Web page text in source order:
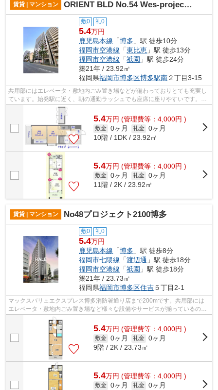
賃貸 | マンション ORIENT BLD No.54 Wes-project 博多駅南
敷0 礼0
5.4万円
鹿児島本線 「博多 」駅 徒歩10分
福岡市空港線 「東比恵 」駅 徒歩13分
福岡市空港線 「祇園 」駅 徒歩24分
築21年 / 23.92㎡
福岡県福岡市博多区博多駅南２丁目3-15
共用部にはエレベータ・敷地内ごみ置き場などが備わっておりとても充実し
ています。始発駅に近く、朝の通勤ラッシュでも座席に座りやすいです。バ
ス停から徒歩3分圏内なので、雨の日の...
5.4万円 (管理費等：4,000円 )
敷金 0ヶ月 礼金 0ヶ月
10階 / 1DK / 23.92㎡
5.4万円 (管理費等：4,000円 )
敷金 0ヶ月 礼金 0ヶ月
11階 / 2K / 23.92㎡
賃貸 | マンション No48プロジェクト2100博多
敷0 礼0
5.4万円
鹿児島本線 「博多 」駅 徒歩8分
福岡市七隈線 「渡辺通 」駅 徒歩18分
福岡市空港線 「祇園 」駅 徒歩18分
築21年 / 23.73㎡
福岡県福岡市博多区住吉５丁目2-1
マックスバリュエクスプレス博多消防署通り店まで200mです。共用部には
エレベータ・敷地内ごみ置き場など様々な設備やサービスが揃っているので
便利です。造りとデザインに関して、自...
5.4万円 (管理費等：4,000円 )
敷金 0ヶ月 礼金 0ヶ月
9階 / 2K / 23.73㎡
5.4万円 (管理費等：4,000円 )
敷金 0ヶ月 礼金 0ヶ月